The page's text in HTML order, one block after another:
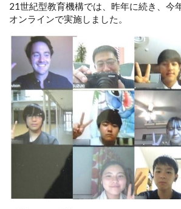
21世紀型教育機構では、昨年に続き、今
オンラインで実施しました。